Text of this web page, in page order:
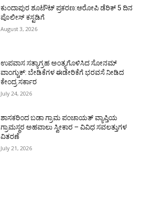
ಕುಂದಾಪುರ ಶೂಟೌಟ್ ಪ್ರಕರಣ:ಆರೋಪಿ ಡೆರಿಕ್ 5 ದಿನ
ಪೊಲೀಸ್ ಕಸ್ಟಡಿಗೆ
August 3, 2026
ಉಪವಾಸ ಸತ್ಯಾಗ್ರಹ ಅಂತ್ಯಗೊಳಿಸಿದ ಸೋನಮ್
ವಾಂಗ್ಚುಕ್: ಬೇಡಿಕೆಗಳ ಈಡೇರಿಕೆಗೆ ಭರವಸೆ ನೀಡಿದ
ಕೇಂದ್ರ ಸರ್ಕಾರ
July 24, 2026
ಶಾಸಕರಿಂದ ಬಡಾ ಗ್ರಾಮ ಪಂಚಾಯತ್ ವ್ಯಾಪ್ತಿಯ
ಗ್ರಾಮಸ್ಥರ ಅಹವಾಲು ಸ್ವೀಕಾರ – ವಿವಿಧ ಸವಲತ್ತುಗಳ
ವಿತರಣೆ
July 21, 2026